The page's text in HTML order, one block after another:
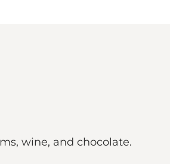
wine, and chocolate.